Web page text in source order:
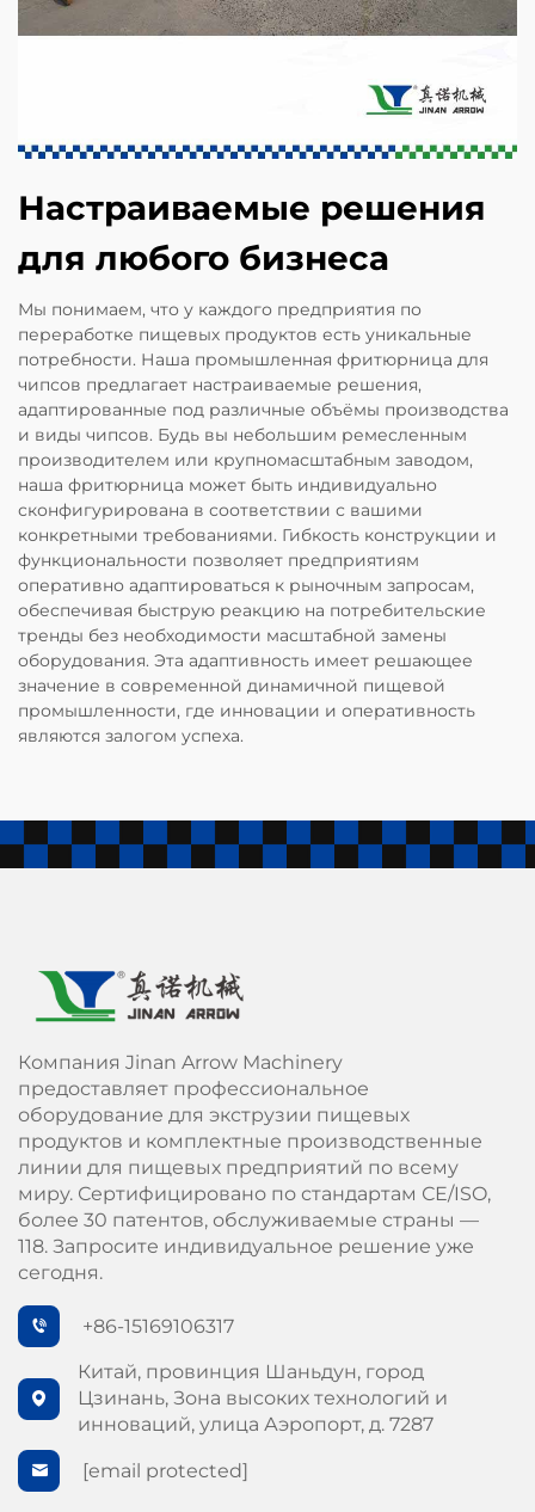
Настраиваемые решения
для любого бизнеса
Мы понимаем, что у каждого предприятия по
переработке пищевых продуктов есть уникальные
потребности. Наша промышленная фритюрница для
чипсов предлагает настраиваемые решения,
адаптированные под различные объёмы производства
и виды чипсов. Будь вы небольшим ремесленным
производителем или крупномасштабным заводом,
наша фритюрница может быть индивидуально
сконфигурирована в соответствии с вашими
конкретными требованиями. Гибкость конструкции и
функциональности позволяет предприятиям
оперативно адаптироваться к рыночным запросам,
обеспечивая быструю реакцию на потребительские
тренды без необходимости масштабной замены
оборудования. Эта адаптивность имеет решающее
значение в современной динамичной пищевой
промышленности, где инновации и оперативность
являются залогом успеха.
Компания Jinan Arrow Machinery
предоставляет профессиональное
оборудование для экструзии пищевых
продуктов и комплектные производственные
линии для пищевых предприятий по всему
миру. Сертифицировано по стандартам СЕ/ISO,
более 30 патентов, обслуживаемые страны —
118. Запросите индивидуальное решение уже
сегодня.
+86-15169106317
Китай, провинция Шаньдун, город
Цзинань, Зона высоких технологий и
инноваций, улица Аэропорт, д. 7287
[email protected]